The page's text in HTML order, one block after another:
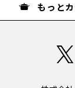
もっと